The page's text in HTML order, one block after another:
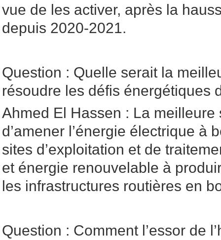
vue de les activer, après la
depuis 2020-2021.
Question : Quelle serait la
résoudre les défis énergétiques
Ahmed El Hassen : La meilleure
d’amener l’énergie électrique à
sites d’exploitation et de
et énergie renouvelable à
les infrastructures routières en
Question : Comment l’essor de